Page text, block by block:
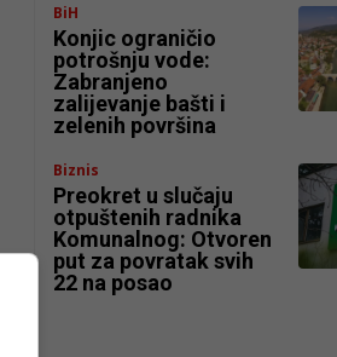
BiH
Konjic ograničio
potrošnju vode:
Zabranjeno
zalijevanje bašti i
zelenih površina
Biznis
Preokret u slučaju
otpuštenih radnika
Komunalnog: Otvoren
put za povratak svih
22 na posao